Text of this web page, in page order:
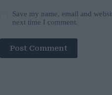
Save my name, email and
next time I comment.
Post Comment